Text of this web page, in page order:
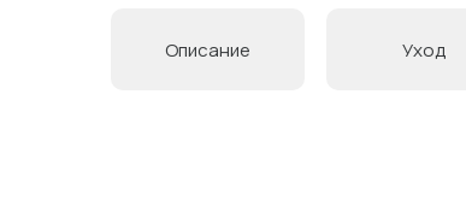
Уход
Описание